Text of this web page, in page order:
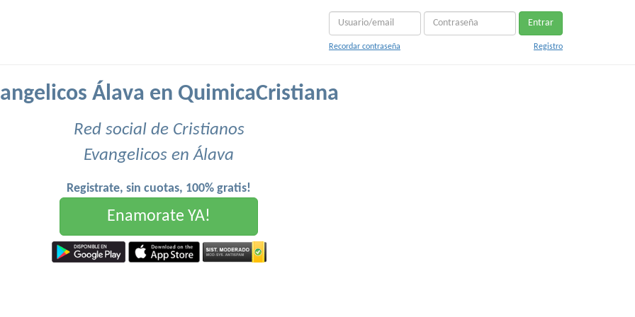
Entrar
Recordar contraseña Registro
Álava en QuimicaCristiana
Red social de Cristianos
Evangelicos en Álava
Registrate, sin cuotas, 100% gratis!
Enamorate YA!